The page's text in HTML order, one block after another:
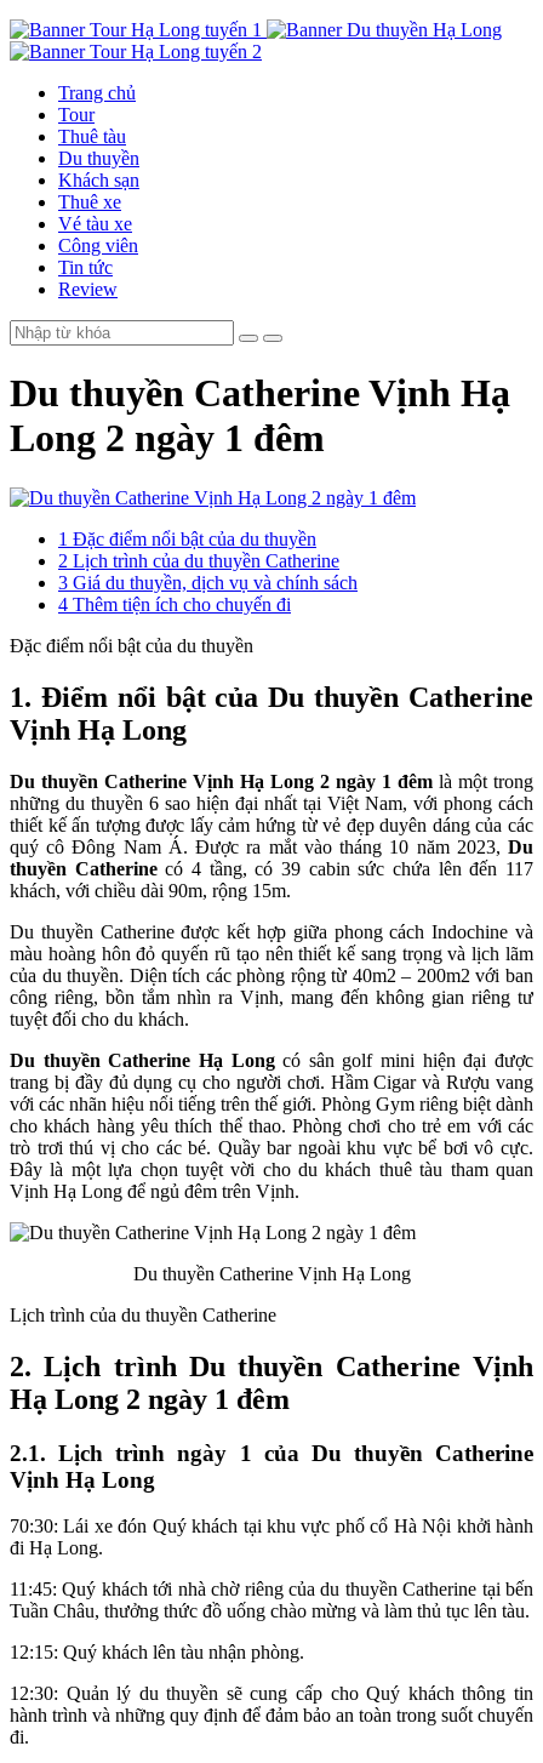
Trang chủ
Tour
Thuê tàu
Du thuyền
Khách sạn
Thuê xe
Vé tàu xe
Công viên
Tin tức
Review
Du thuyền Catherine Vịnh Hạ
Long 2 ngày 1 đêm
1 Đặc điểm nổi bật của du thuyền
2 Lịch trình của du thuyền Catherine
3 Giá du thuyền, dịch vụ và chính sách
4 Thêm tiện ích cho chuyến đi
Đặc điểm nổi bật của du thuyền
1. Điểm nổi bật của Du thuyền Catherine
Vịnh Hạ Long
Du thuyền Catherine Vịnh Hạ Long 2 ngày 1 đêm là một trong
những du thuyền 6 sao hiện đại nhất tại Việt Nam, với phong cách
thiết kế ấn tượng được lấy cảm hứng từ vẻ đẹp duyên dáng của các
quý cô Đông Nam Á. Được ra mắt vào tháng 10 năm 2023, Du
thuyền Catherinecó 4 tầng, có 39 cabin sức chứa lên đến 117
khách, với chiều dài 90m, rộng 15m.
Du thuyền Catherine được kết hợp giữa phong cách Indochine và
màu hoàng hôn đỏ quyến rũ tạo nên thiết kế sang trọng và lịch lãm
của du thuyền. Diện tích các phòng rộng từ 40m2 – 200m2 với ban
công riêng, bồn tắm nhìn ra Vịnh, mang đến không gian riêng tư
tuyệt đối cho du khách.
Du thuyền Catherine Hạ Longcó sân golf mini hiện đại được
trang bị đầy đủ dụng cụ cho người chơi. Hầm Cigar và Rượu vang
với các nhãn hiệu nổi tiếng trên thế giới. Phòng Gym riêng biệt dành
cho khách hàng yêu thích thể thao. Phòng chơi cho trẻ em với các
trò trơi thú vị cho các bé. Quầy bar ngoài khu vực bể bơi vô cực.
Đây là một lựa chọn tuyệt vời cho du khách thuê tàu tham quan
Vịnh Hạ Long để ngủ đêm trên Vịnh.
Du thuyền Catherine Vịnh Hạ Long
Lịch trình của du thuyền Catherine
2. Lịch trình Du thuyền Catherine Vịnh
Hạ Long 2 ngày 1 đêm
2.1. Lịch trình ngày 1 của Du thuyền Catherine
Vịnh Hạ Long
70:30: Lái xe đón Quý khách tại khu vực phố cổ Hà Nội khởi hành
đi Hạ Long.
11:45: Quý khách tới nhà chờ riêng của du thuyền Catherine tại bến
Tuần Châu, thưởng thức đồ uống chào mừng và làm thủ tục lên tàu.
12:15: Quý khách lên tàu nhận phòng.
12:30: Quản lý du thuyền sẽ cung cấp cho Quý khách thông tin
hành trình và những quy định để đảm bảo an toàn trong suốt chuyến
đi.